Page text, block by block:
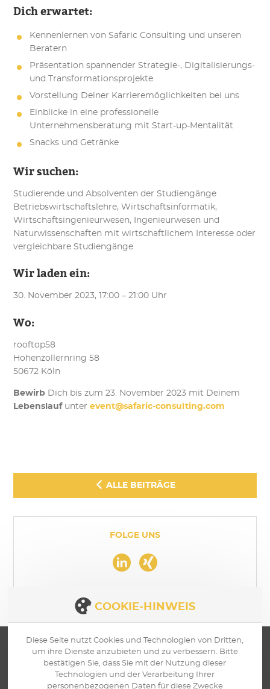
Dich erwartet:
Kennenlernen von Safaric Consulting und unseren
Beratern
Präsentation spannender Strategie-, Digitalisierungs-
und Transformationsprojekte
Vorstellung Deiner Karrieremöglichkeiten bei uns
Einblicke in eine professionelle
Unternehmensberatung mit Start-up-Mentalität
Snacks und Getränke
Wir suchen:
Studierende und Absolventen der Studiengänge
Betriebswirtschaftslehre, Wirtschaftsinformatik,
Wirtschaftsingenieurwesen, Ingenieurwesen und
Naturwissenschaften mit wirtschaftlichem Interesse oder
vergleichbare Studiengänge
Wir laden ein:
30. November 2023, 17:00 – 21:00 Uhr
Wo:
rooftop58
Hohenzollernring 58
50672 Köln
Bewirb Dich bis zum 23. November 2023 mit Deinem
Lebenslauf unterevent@safaric-consulting.com
ALLE BEITRÄGE
FOLGE UNS
COOKIE-HINWEIS
Diese Seite nutzt Cookies und Technologien von Dritten,
um ihre Dienste anzubieten und zu verbessern. Bitte
bestätigen Sie, dass Sie mit der Nutzung dieser
Technologien und der Verarbeitung Ihrer
personenbezogenen Daten für diese Zwecke